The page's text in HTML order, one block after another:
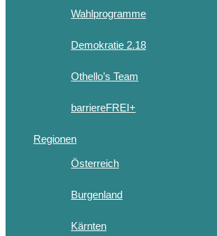
Wahlprogramme
Demokratie 2.18
Othello’s Team
barriereFREI+
Regionen
Österreich
Burgenland
Kärnten